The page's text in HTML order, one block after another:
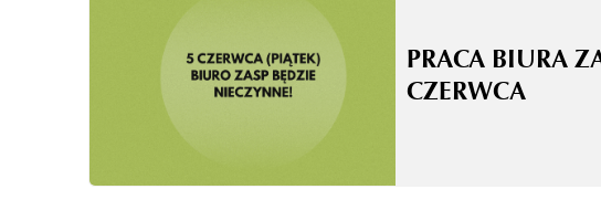
PRACA BIURA
CZERWCA